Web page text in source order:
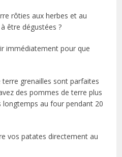
rôties aux herbes et au
être dégustées ?
immédiatement pour que
grenailles sont parfaites
des pommes de terre plus
au four pendant 20
vos patates directement au